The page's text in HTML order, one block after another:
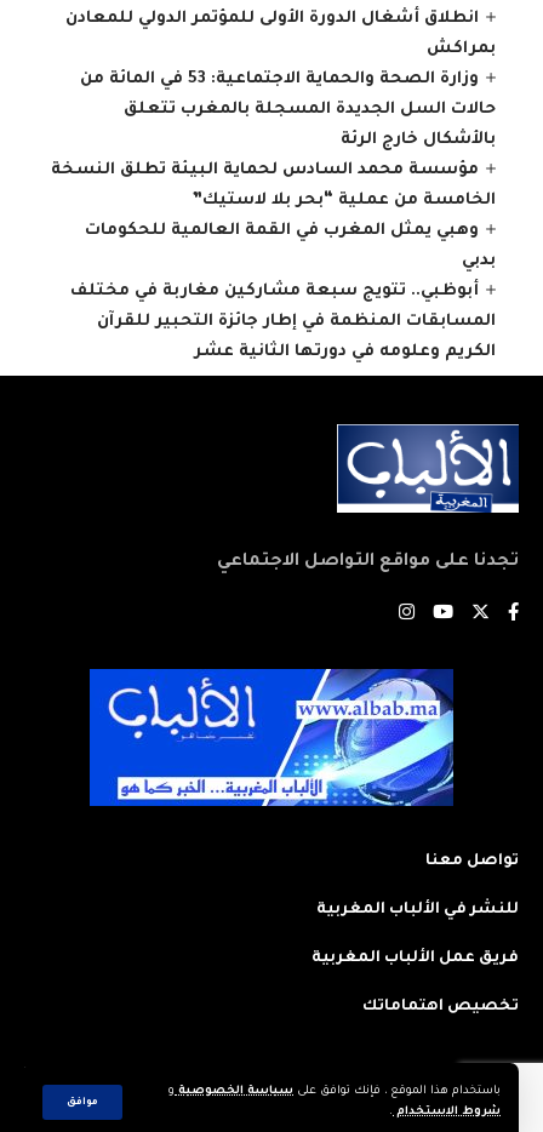
باستخدام هذا الموقع ، فإنك توافق على سياسة الخصوصية و
شروط الاستخدام .
موافق
انطلاق أشغال الدورة الأولى للمؤتمر الدولي للمعادن
بمراكش
وزارة الصحة والحماية الاجتماعية: 53 في المائة من
حالات السل الجديدة المسجلة بالمغرب تتعلق
بالأشكال خارج الرئة
مؤسسة محمد السادس لحماية البيئة تطلق النسخة
الخامسة من عملية “بحر بلا لاستيك”
وهبي يمثل المغرب في القمة العالمية للحكومات
بدبي
أبوظبي.. تتويج سبعة مشاركين مغاربة في مختلف
المسابقات المنظمة في إطار جائزة التحبير للقرآن
الكريم وعلومه في دورتها الثانية عشر
تجدنا على مواقع التواصل الاجتماعي
تواصل معنا
للنشر في الألباب المغربية
فريق عمل الألباب المغربية
تخصيص اهتماماتك
2023 © جميع الحقوق محفوظة لجريدة: الألباب المغربية. تم تصميمه وتطويره